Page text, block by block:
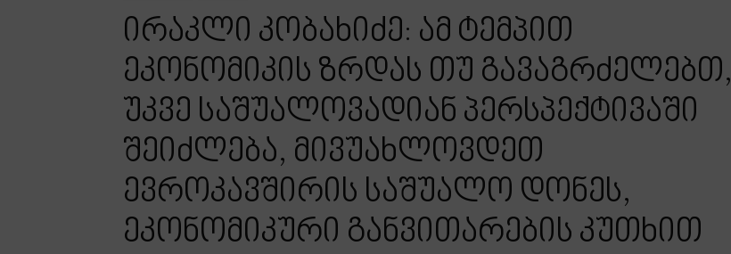
ირაკლი კობახიძე: ამ ტემპით
ეკონომიკის ზრდას თუ გავაგრძელებთ,
უკვე საშუალოვადიან პერსპექტივაში
შეიძლება, მივუახლოვდეთ
ევროკავშირის საშუალო დონეს,
ეკონომიკური განვითარების კუთხით